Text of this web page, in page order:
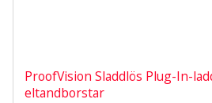
ProofVision Sladdlös Plug-In-
eltandborstar